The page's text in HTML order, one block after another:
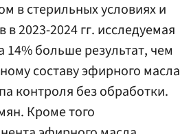
в стерильных условиях и
2023-2024 гг. исследуемая
больше результат, чем
составу эфирного масла
контроля без обработки.
Кроме того